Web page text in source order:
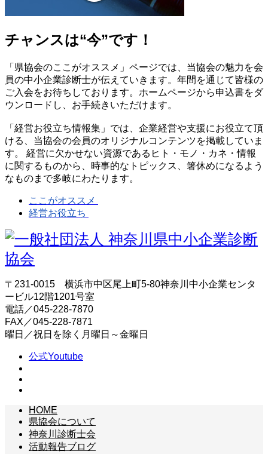
チャンスは“今”です！
「県協会のここがオススメ」ページでは、当協会の魅力を会
員の中小企業診断士が伝えていきます。年間を通じて皆様の
ご入会をお待ちしております。ホームページから申込書をダ
ウンロードし、お手続きいただけます。
「経営お役立ち情報集」では、企業経営や支援にお役立て頂
ける、当協会の会員のオリジナルコンテンツを掲載していま
す。 経営に欠かせない資源であるヒト・モノ・カネ・情報
に関するものから、時事的なトピックス、箸休めになるよう
なものまで多岐にわたります。
ここがオススメ
経営お役立ち
〒231-0015 横浜市中区尾上町5-80神奈川中小企業センタ
ービル12階1201号室
電話／045-228-7870
FAX／045-228-7871
曜日／祝日を除く月曜日～金曜日
公式Youtube
HOME
県協会について
神奈川診断士会
活動報告ブログ